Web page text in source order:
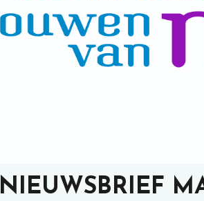
NIEUWSBRIEF